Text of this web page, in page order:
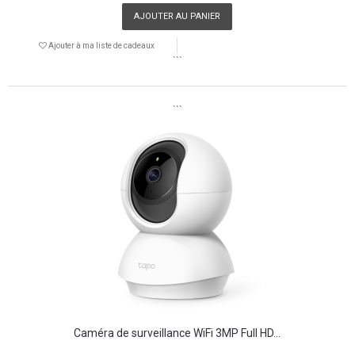
AJOUTER AU PANIER
Ajouter à ma liste de cadeaux
```
```
Caméra de surveillance WiFi 3MP Full HD...